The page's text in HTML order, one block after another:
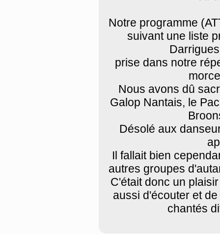
Notre programme
suivant une liste
prise dans notre
Nous avons dû
Galop Nantais, le
Désolé aux
Il fallait bien
autres groupes
C'était donc un
aussi d'écouter et
chantés